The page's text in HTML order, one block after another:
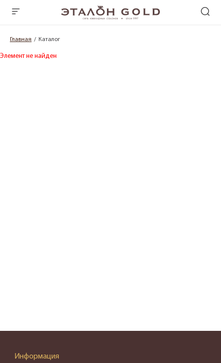
Главная Каталог
Элемент не найден
Информация